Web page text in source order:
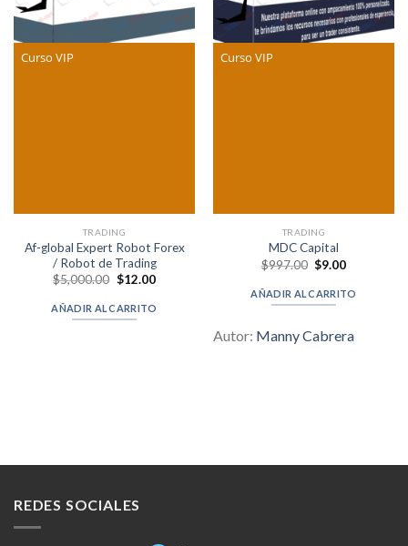
Curso VIP
TRADING
Af-global Expert Robot Forex
/ Robot de Trading
$5,000.00 Original
was:
$5,000.00.
$12.00Current
is:
$12.00.
AÑADIR AL CARRITO
Curso VIP
TRADING
MDC Capital
$997.00 Original
was:
$997.00.
$9.00Current
is:
$9.00.
AÑADIR AL CARRITO
Autor: Manny Cabrera
REDES SOCIALES